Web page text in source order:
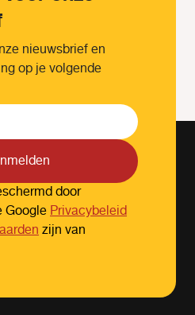
nieuwsbrief en
op je volgende
door
GooglePrivacybeleid
zijn van